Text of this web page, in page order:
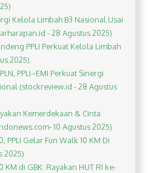
Kelola Limbah B3 Nasional Usai
- 28 Agustus 2025)
PPLI Perkuat Kelola Limbah
2025)
PPLI–EMI Perkuat Sinergi
(stockreview.id - 28 Agustus
Kemerdekaan & Cinta
10 Agustus 2025)
PPLI Gelar Fun Walk 10 KM Di
2025)
KM di GBK: Rayakan HUT RI ke-